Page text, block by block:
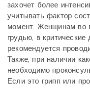
захочет более
учитывать фактор
момент. Женщинам во
грудью, в критические
рекомендуется
Также, при наличии
необходимо
Если это грипп или